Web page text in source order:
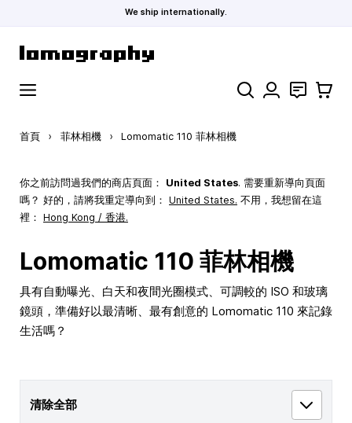
We ship internationally.
搜索 聯絡 購物車
首頁 › 菲林相機 › Lomomatic 110 菲林相機
你之前訪問過我們的商店頁面： United States. 需要重新導向頁面
嗎？ 好的，請將我重定導向到： United States. 不用，我想留在這
裡： Hong Kong / 香港.
Lomomatic 110 菲林相機
具有自動曝光、白天和夜間光圈模式、可調較的 ISO 和玻璃
鏡頭，準備好以最清晰、最有創意的 Lomomatic 110 來記錄
生活嗎？
清除全部